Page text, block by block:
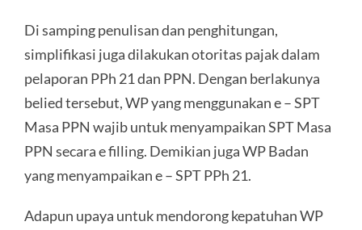
Di samping penulisan dan penghitungan,
simplifikasi juga dilakukan otoritas pajak dalam
pelaporan PPh 21 dan PPN. Dengan berlakunya
belied tersebut, WP yang menggunakan e – SPT
Masa PPN wajib untuk menyampaikan SPT Masa
PPN secara e filling. Demikian juga WP Badan
yang menyampaikan e – SPT PPh 21.
Adapun upaya untuk mendorong kepatuhan WP